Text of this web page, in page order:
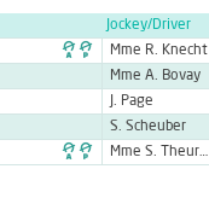
Jockey/Driver
 Mme R. Knecht
Mme A. Bovay
J. Page
S. Scheuber
 Mme S. Theureau